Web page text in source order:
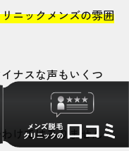
ニックメンズの雰囲
ナスな声もいくつ
けではありません